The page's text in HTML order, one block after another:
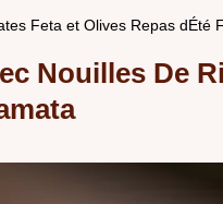
Feta et Olives Repas dÉté
Nouilles De